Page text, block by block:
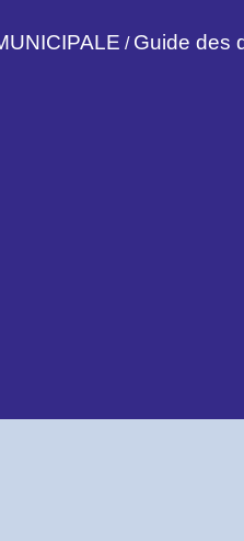
/ Guide des